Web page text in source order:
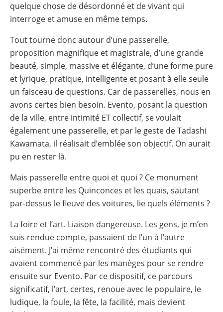
quelque chose de désordonné et de vivant qui
interroge et amuse en même temps.
Tout tourne donc autour d’une passerelle,
proposition magnifique et magistrale, d’une grande
beauté, simple, massive et élégante, d’une forme pure
et lyrique, pratique, intelligente et posant à elle seule
un faisceau de questions. Car de passerelles, nous en
avons certes bien besoin. Evento, posant la question
de la ville, entre intimité ET collectif, se voulait
également une passerelle, et par le geste de Tadashi
Kawamata, il réalisait d’emblée son objectif. On aurait
pu en rester là.
Mais passerelle entre quoi et quoi ? Ce monument
superbe entre les Quinconces et les quais, sautant
par-dessus le fleuve des voitures, lie quels éléments ?
La foire et l’art. Liaison dangereuse. Les gens, je m’en
suis rendue compte, passaient de l’un à l’autre
aisément. J’ai même rencontré des étudiants qui
avaient commencé par les manèges pour se rendre
ensuite sur Evento. Par ce dispositif, ce parcours
significatif, l’art, certes, renoue avec le populaire, le
ludique, la foule, la fête, la facilité, mais devient